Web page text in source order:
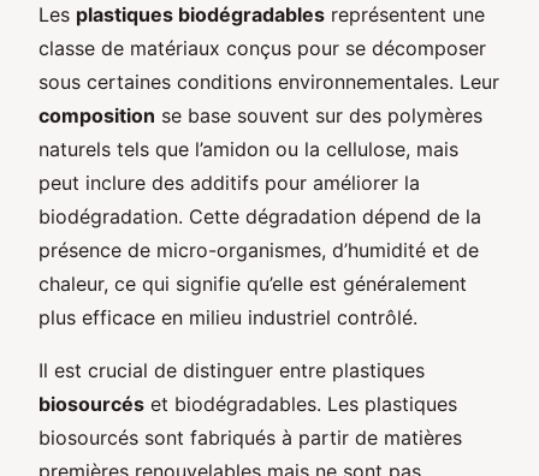
Les plastiques biodégradables représentent une
classe de matériaux conçus pour se décomposer
sous certaines conditions environnementales. Leur
composition se base souvent sur des polymères
naturels tels que l’amidon ou la cellulose, mais
peut inclure des additifs pour améliorer la
biodégradation. Cette dégradation dépend de la
présence de micro-organismes, d’humidité et de
chaleur, ce qui signifie qu’elle est généralement
plus efficace en milieu industriel contrôlé.
Il est crucial de distinguer entre plastiques
biosourcés et biodégradables. Les plastiques
biosourcés sont fabriqués à partir de matières
premières renouvelables mais ne sont pas